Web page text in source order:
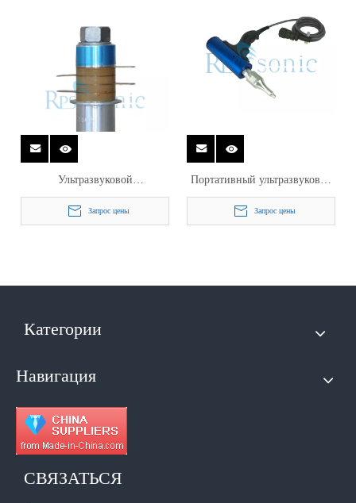
Ультразвуковой
преобразователь 28 кГц для
ручного сварочного зонда
Запрос цены
Портативный ультразвуковой
сварочный аппарат точечной
сварки 28/35 кГц для сварки
Запрос цены
Категории
Навигация
СВЯЗАТЬСЯ